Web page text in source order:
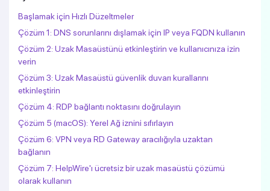
Başlamak için Hızlı Düzeltmeler
Çözüm 1: DNS sorunlarını dışlamak için IP veya FQDN kullanın
Çözüm 2: Uzak Masaüstünü etkinleştirin ve kullanıcınıza izin
verin
Çözüm 3: Uzak Masaüstü güvenlik duvarı kurallarını
etkinleştirin
Çözüm 4: RDP bağlantı noktasını doğrulayın
Çözüm 5 (macOS): Yerel Ağ iznini sıfırlayın
Çözüm 6: VPN veya RD Gateway aracılığıyla uzaktan
bağlanın
Çözüm 7: HelpWire'ı ücretsiz bir uzak masaüstü çözümü
olarak kullanın